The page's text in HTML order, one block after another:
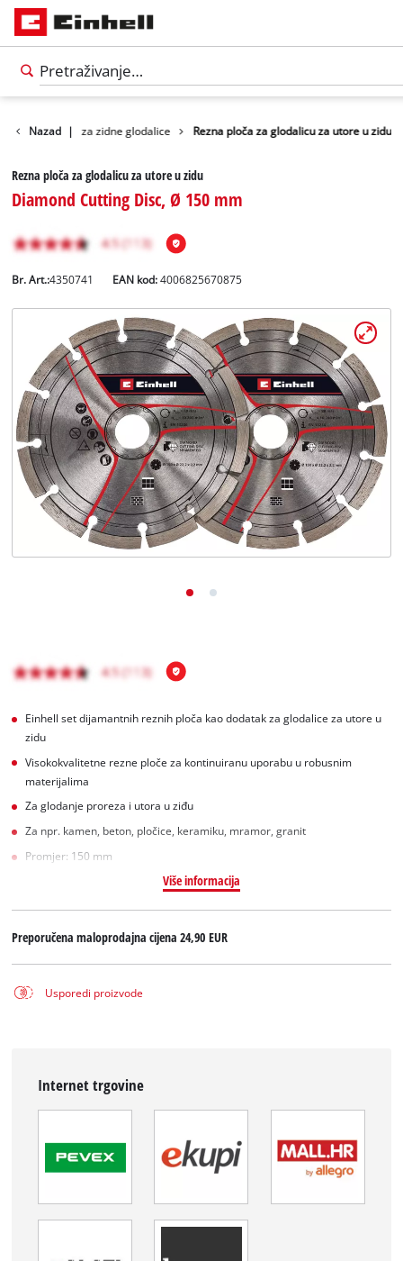
Hrvatski
HRHrvatski
English
Nazad |
Pribor za zidne glodalice Rezna ploča za glodalicu za utore u zidu
Rezna ploča za glodalicu za utore u zidu
Diamond Cutting Disc, Ø 150 mm
Br. Art.:4350741 EAN kod:4006825670875
Einhell set dijamantnih reznih ploča kao dodatak za glodalice za utore u
zidu
Visokokvalitetne rezne ploče za kontinuiranu uporabu u robusnim
materijalima
Za glodanje proreza i utora u ziđu
Za npr. kamen, beton, pločice, keramiku, mramor, granit
Promjer: 150 mm
Više informacija
Preporučena maloprodajna cijena24,90 EUR
Usporedi proizvode
Internet trgovine